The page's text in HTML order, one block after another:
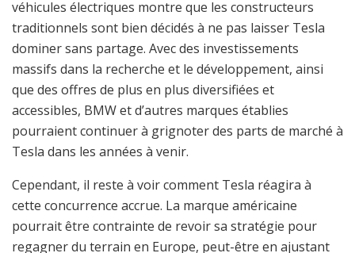
véhicules électriques montre que les constructeurs
traditionnels sont bien décidés à ne pas laisser Tesla
dominer sans partage. Avec des investissements
massifs dans la recherche et le développement, ainsi
que des offres de plus en plus diversifiées et
accessibles, BMW et d’autres marques établies
pourraient continuer à grignoter des parts de marché à
Tesla dans les années à venir.
Cependant, il reste à voir comment Tesla réagira à
cette concurrence accrue. La marque américaine
pourrait être contrainte de revoir sa stratégie pour
regagner du terrain en Europe, peut-être en ajustant